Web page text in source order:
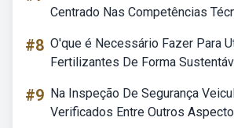
Centrado Nas Competências
#8 O'que é Necessário Fazer Para
Fertilizantes De Forma
#9 Na Inspeção De Segurança
Verificados Entre Outros